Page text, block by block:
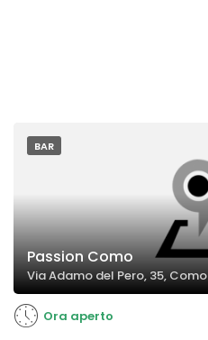
BAR
Passion Como
Via Adamo del Pero, 35, Como
Ora aperto